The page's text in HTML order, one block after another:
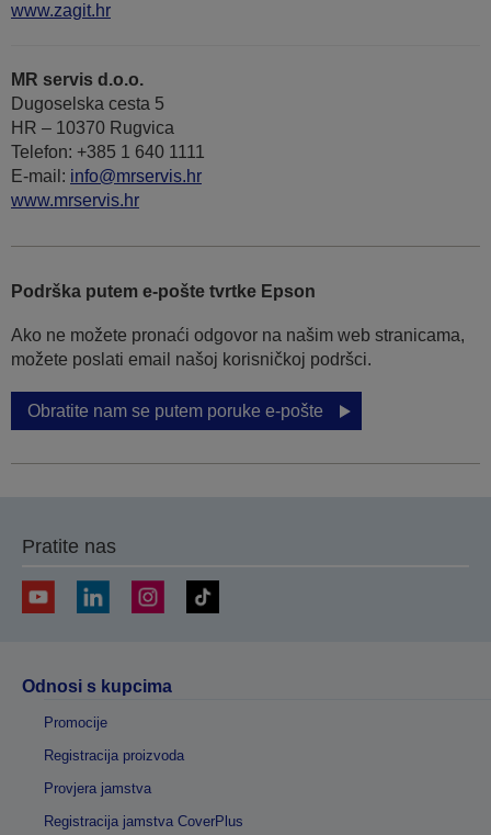
www.zagit.hr
MR servis d.o.o.
Dugoselska cesta 5
HR – 10370 Rugvica
Telefon: +385 1 640 1111
Е-mail: info@mrservis.hr
www.mrservis.hr
Podrška putem e-pošte tvrtke Epson
Ako ne možete pronaći odgovor na našim web stranicama,
možete poslati email našoj korisničkoj podršci.
Obratite nam se putem poruke e-pošte
Pratite nas
Odnosi s kupcima
Promocije
Registracija proizvoda
Provjera jamstva
Registracija jamstva CoverPlus